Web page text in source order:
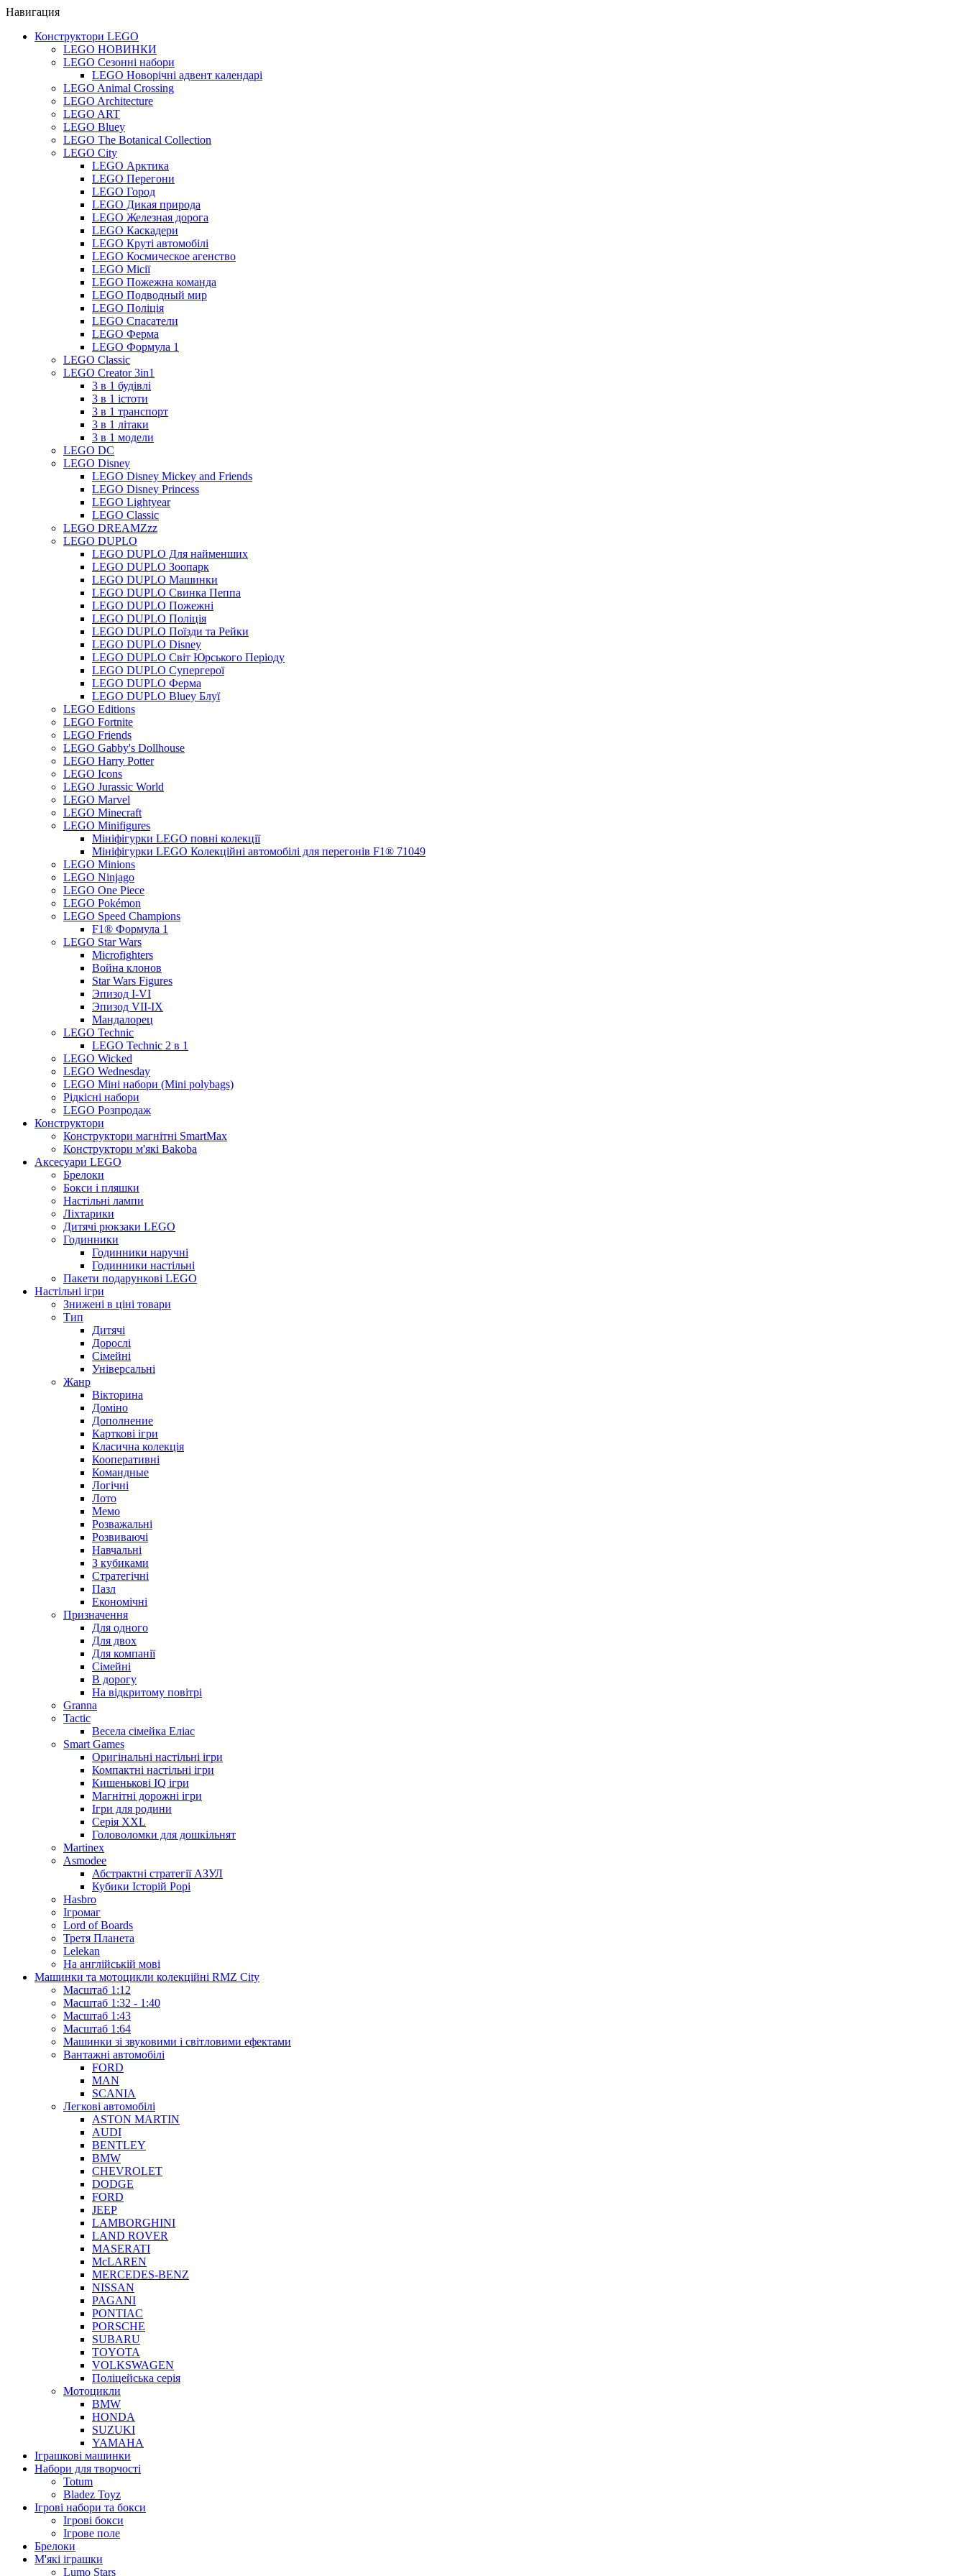
Навигация
Конструктори LEGO
LEGO НОВИНКИ
LEGO Сезонні набори
LEGO Новорічні адвент календарі
LEGO Animal Crossing
LEGO Architecture
LEGO ART
LEGO Bluey
LEGO The Botanical Collection
LEGO City
LEGO Арктика
LEGO Перегони
LEGO Город
LEGO Дикая природа
LEGO Железная дорога
LEGO Каскадери
LEGO Круті автомобілі
LEGO Космическое агенство
LEGO Місії
LEGO Пожежна команда
LEGO Подводный мир
LEGO Поліція
LEGO Спасатели
LEGO Ферма
LEGO Формула 1
LEGO Classic
LEGO Creator 3in1
3 в 1 будівлі
3 в 1 істоти
3 в 1 транспорт
3 в 1 літаки
3 в 1 модели
LEGO DC
LEGO Disney
LEGO Disney Mickey and Friends
LEGO Disney Princess
LEGO Lightyear
LEGO Classic
LEGO DREAMZzz
LEGO DUPLO
LEGO DUPLO Для найменших
LEGO DUPLO Зоопарк
LEGO DUPLO Машинки
LEGO DUPLO Свинка Пеппа
LEGO DUPLO Пожежні
LEGO DUPLO Поліція
LEGO DUPLO Поїзди та Рейки
LEGO DUPLO Disney
LEGO DUPLO Світ Юрського Періоду
LEGO DUPLO Супергерої
LEGO DUPLO Ферма
LEGO DUPLO Bluey Блуї
LEGO Editions
LEGO Fortnite
LEGO Friends
LEGO Gabby's Dollhouse
LEGO Harry Potter
LEGO Icons
LEGO Jurassic World
LEGO Marvel
LEGO Minecraft
LEGO Minifigures
Мініфігурки LEGO повні колекції
Мініфігурки LEGO Колекційні автомобілі для перегонів F1® 71049
LEGO Minions
LEGO Ninjago
LEGO One Piece
LEGO Pokémon
LEGO Speed Champions
F1® Формула 1
LEGO Star Wars
Microfighters
Война клонов
Star Wars Figures
Эпизод I-VI
Эпизод VII-IX
Мандалорец
LEGO Technic
LEGO Technic 2 в 1
LEGO Wicked
LEGO Wednesday
LEGO Міні набори (Mini polybags)
Рідкісні набори
LEGO Розпродаж
Конструктори
Конструктори магнітні SmartMax
Конструктори м'які Bakoba
Аксесуари LEGO
Брелоки
Бокси і пляшки
Настільні лампи
Ліхтарики
Дитячі рюкзаки LEGO
Годинники
Годинники наручні
Годинники настільні
Пакети подарункові LEGO
Настільні ігри
Знижені в ціні товари
Тип
Дитячі
Дорослі
Сімейні
Універсальні
Жанр
Вікторина
Доміно
Дополнение
Карткові ігри
Класична колекція
Кооперативні
Командные
Логічні
Лото
Мемо
Розважальні
Розвиваючі
Навчальні
З кубиками
Стратегічні
Пазл
Економічні
Призначення
Для одного
Для двох
Для компанії
Сімейні
В дорогу
На відкритому повітрі
Granna
Tactic
Весела сімейка Еліас
Smart Games
Оригінальні настільні ігри
Компактні настільні ігри
Кишенькові IQ ігри
Магнітні дорожні ігри
Ігри для родини
Серія XXL
Головоломки для дошкільнят
Martinex
Asmodee
Абстрактні стратегії АЗУЛ
Кубики Історій Рорі
Hasbro
Ігромаг
Lord of Boards
Третя Планета
Lelekan
На англійській мові
Машинки та мотоцикли колекційні RMZ City
Масштаб 1:12
Масштаб 1:32 - 1:40
Масштаб 1:43
Масштаб 1:64
Машинки зі звуковими і світловими ефектами
Вантажні автомобілі
FORD
MAN
SCANIA
Легкові автомобілі
ASTON MARTIN
AUDI
BENTLEY
BMW
CHEVROLET
DODGE
FORD
JEEP
LAMBORGHINI
LAND ROVER
MASERATI
McLAREN
MERCEDES-BENZ
NISSAN
PAGANI
PONTIAC
PORSCHE
SUBARU
TOYOTA
VOLKSWAGEN
Поліцейська серія
Мотоцикли
BMW
HONDA
SUZUKI
YAMAHA
Іграшкові машинки
Набори для творчості
Totum
Bladez Toyz
Ігрові набори та бокси
Ігрові бокси
Ігрове поле
Брелоки
М'які іграшки
Lumo Stars